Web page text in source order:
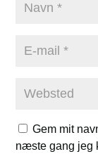
Gem mit
næste gang jeg